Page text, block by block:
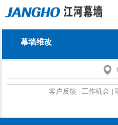
幕墙维改
客户反馈 工作机会